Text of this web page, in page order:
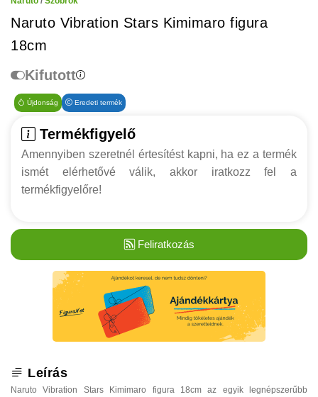
Naruto Vibration Stars Kimimaro figura
18cm
Kifutott
Újdonság Eredeti termék
Termékfigyelő
Amennyiben szeretnél értesítést kapni, ha ez a termék
ismét elérhetővé válik, akkor iratkozz fel a
termékfigyelőre!
Feliratkozás
Leírás
Naruto Vibration Stars Kimimaro figura 18cm az egyik legnépszerűbb